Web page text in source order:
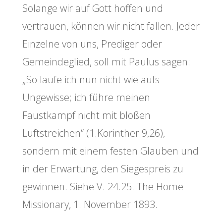
Solange wir auf Gott hoffen und
vertrauen, können wir nicht fallen. Jeder
Einzelne von uns, Prediger oder
Gemeindeglied, soll mit Paulus sagen:
„So laufe ich nun nicht wie aufs
Ungewisse; ich führe meinen
Faustkampf nicht mit bloßen
Luftstreichen“ (1.Korinther 9,26),
sondern mit einem festen Glauben und
in der Erwartung, den Siegespreis zu
gewinnen. Siehe V. 24.25. The Home
Missionary, 1. November 1893.